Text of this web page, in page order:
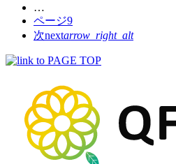
…
ページ9
次nextarrow_right_alt